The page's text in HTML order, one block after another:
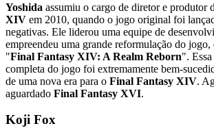
Yoshida assumiu o cargo de diretor e produtor
XIV em 2010, quando o jogo original foi
negativas. Ele liderou uma equipe de
empreendeu uma grande reformulação do
"Final Fantasy XIV: A Realm Reborn".
completa do jogo foi extremamente bem-
de uma nova era para o Final Fantasy XIV.
aguardado Final Fantasy XVI.
Koji Fox